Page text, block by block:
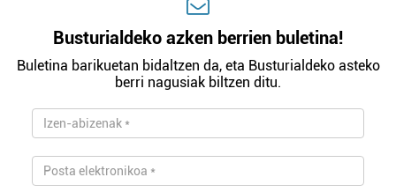
Busturialdeko azken berrien buletina!
Buletina barikuetan bidaltzen da, eta Busturialdeko asteko
berri nagusiak biltzen ditu.